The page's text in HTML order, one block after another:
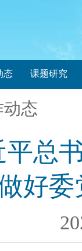
态 课题研究
动态
总
好委